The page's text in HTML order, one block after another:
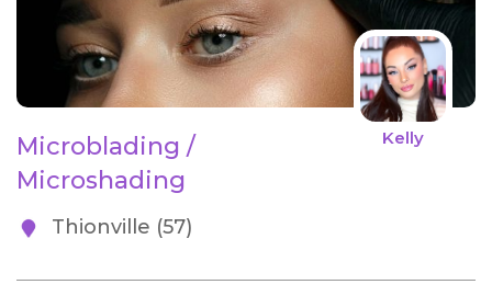
Kelly
Microblading /
Microshading
Thionville (57)